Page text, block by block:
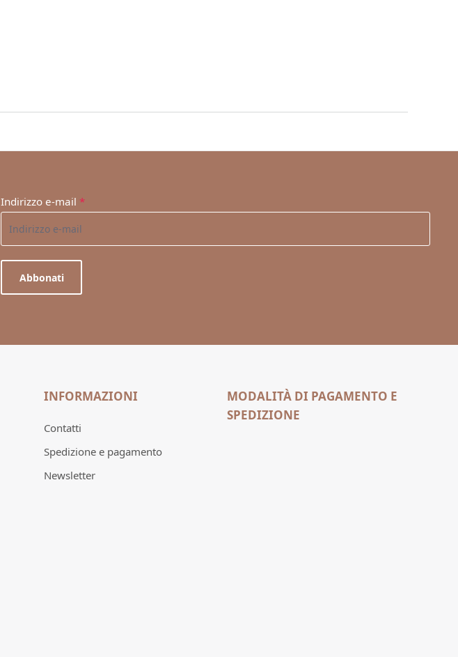
Indirizzo e-mail *
Abbonati
INFORMAZIONI
Contatti
Spedizione e pagamento
Newsletter
MODALITÀ DI PAGAMENTO E
SPEDIZIONE